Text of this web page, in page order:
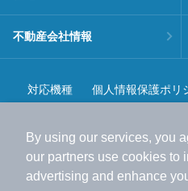
By using our services, you
our partners use cookies to
advertising and enhance
より使いや
アプリで物
不動産会社情報
対応機種 個人情報保護ポリ